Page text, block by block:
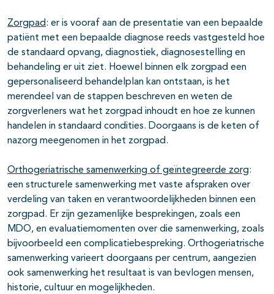
Zorgpad: er is vooraf aan de presentatie van een bepaalde
patiënt met een bepaalde diagnose reeds vastgesteld hoe
de standaard opvang, diagnostiek, diagnosestelling en
behandeling er uit ziet. Hoewel binnen elk zorgpad een
gepersonaliseerd behandelplan kan ontstaan, is het
merendeel van de stappen beschreven en weten de
zorgverleners wat het zorgpad inhoudt en hoe ze kunnen
handelen in standaard condities. Doorgaans is de keten of
nazorg meegenomen in het zorgpad.
Orthogeriatrische samenwerking of geïntegreerde zorg:
een structurele samenwerking met vaste afspraken over
verdeling van taken en verantwoordelijkheden binnen een
zorgpad. Er zijn gezamenlijke besprekingen, zoals een
MDO, en evaluatiemomenten over die samenwerking, zoals
bijvoorbeeld een complicatiebespreking. Orthogeriatrische
samenwerking varieert doorgaans per centrum, aangezien
ook samenwerking het resultaat is van bevlogen mensen,
historie, cultuur en mogelijkheden.